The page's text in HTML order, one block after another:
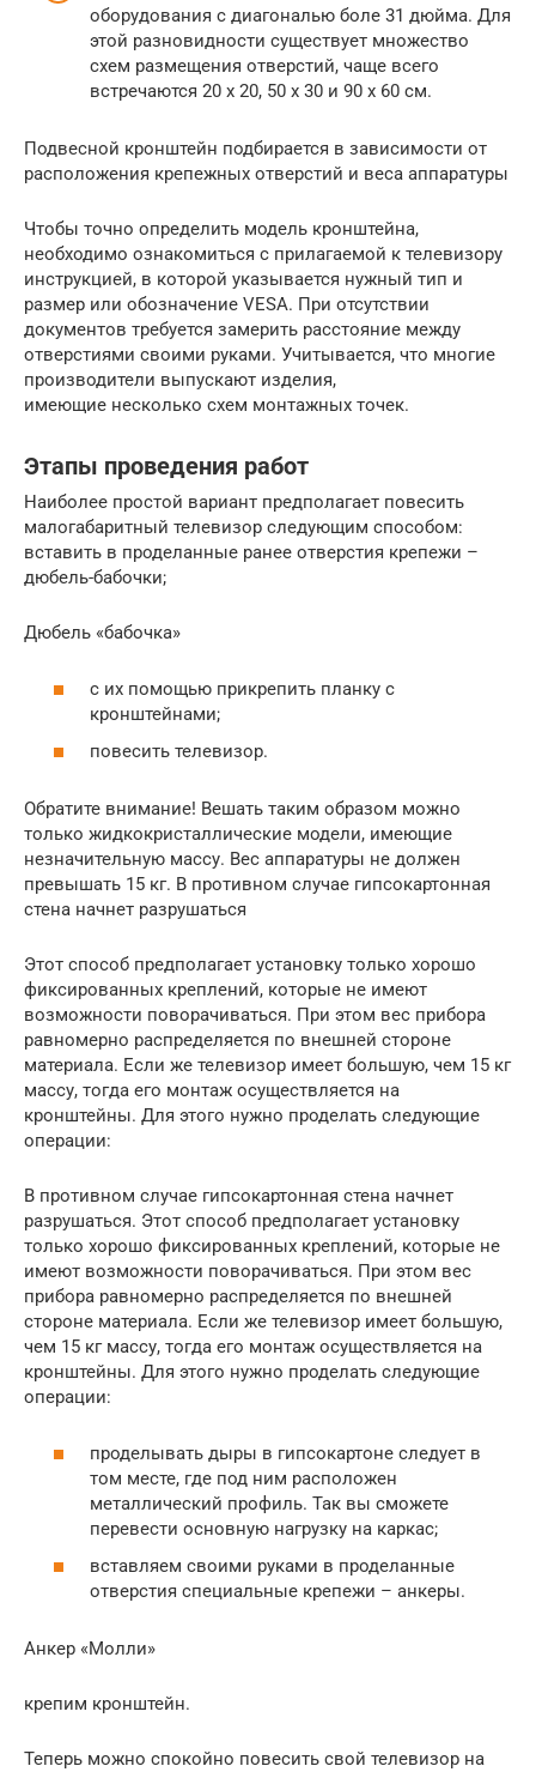
оборудования с диагональю боле 31 дюйма. Для
этой разновидности существует множество
схем размещения отверстий, чаще всего
встречаются 20 х 20, 50 х 30 и 90 х 60 см.
Подвесной кронштейн подбирается в зависимости от
расположения крепежных отверстий и веса аппаратуры
Чтобы точно определить модель кронштейна,
необходимо ознакомиться с прилагаемой к телевизору
инструкцией, в которой указывается нужный тип и
размер или обозначение VESA. При отсутствии
документов требуется замерить расстояние между
отверстиями своими руками. Учитывается, что многие
производители выпускают изделия,
имеющие несколько схем монтажных точек.
Этапы проведения работ
Наиболее простой вариант предполагает повесить
малогабаритный телевизор следующим способом:
вставить в проделанные ранее отверстия крепежи –
дюбель-бабочки;
Дюбель «бабочка»
с их помощью прикрепить планку с
кронштейнами;
повесить телевизор.
Обратите внимание! Вешать таким образом можно
только жидкокристаллические модели, имеющие
незначительную массу. Вес аппаратуры не должен
превышать 15 кг. В противном случае гипсокартонная
стена начнет разрушаться
Этот способ предполагает установку только хорошо
фиксированных креплений, которые не имеют
возможности поворачиваться. При этом вес прибора
равномерно распределяется по внешней стороне
материала. Если же телевизор имеет большую, чем 15 кг
массу, тогда его монтаж осуществляется на
кронштейны. Для этого нужно проделать следующие
операции:
В противном случае гипсокартонная стена начнет
разрушаться. Этот способ предполагает установку
только хорошо фиксированных креплений, которые не
имеют возможности поворачиваться. При этом вес
прибора равномерно распределяется по внешней
стороне материала. Если же телевизор имеет большую,
чем 15 кг массу, тогда его монтаж осуществляется на
кронштейны. Для этого нужно проделать следующие
операции:
проделывать дыры в гипсокартоне следует в
том месте, где под ним расположен
металлический профиль. Так вы сможете
перевести основную нагрузку на каркас;
вставляем своими руками в проделанные
отверстия специальные крепежи – анкеры.
Анкер «Молли»
крепим кронштейн.
Теперь можно спокойно повесить свой телевизор на